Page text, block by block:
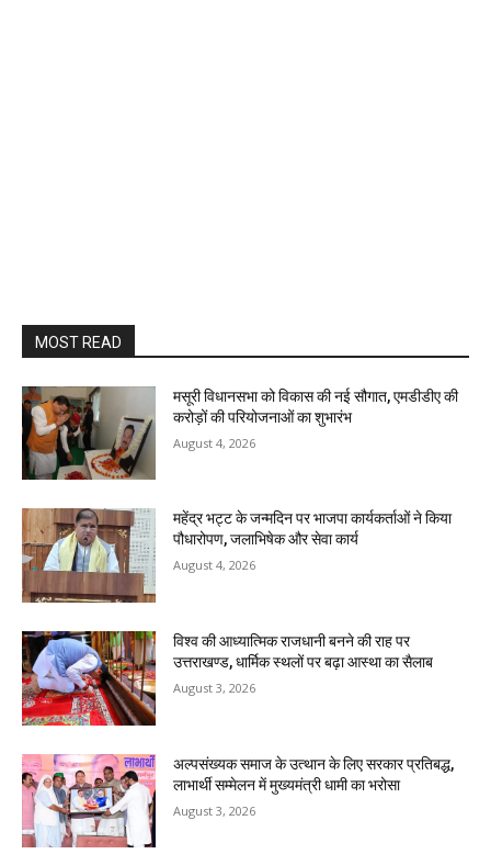
MOST READ
मसूरी विधानसभा को विकास की नई सौगात, एमडीडीए की
करोड़ों की परियोजनाओं का शुभारंभ
August 4, 2026
महेंद्र भट्ट के जन्मदिन पर भाजपा कार्यकर्ताओं ने किया
पौधारोपण, जलाभिषेक और सेवा कार्य
August 4, 2026
विश्व की आध्यात्मिक राजधानी बनने की राह पर
उत्तराखण्ड, धार्मिक स्थलों पर बढ़ा आस्था का सैलाब
August 3, 2026
अल्पसंख्यक समाज के उत्थान के लिए सरकार प्रतिबद्ध,
लाभार्थी सम्मेलन में मुख्यमंत्री धामी का भरोसा
August 3, 2026